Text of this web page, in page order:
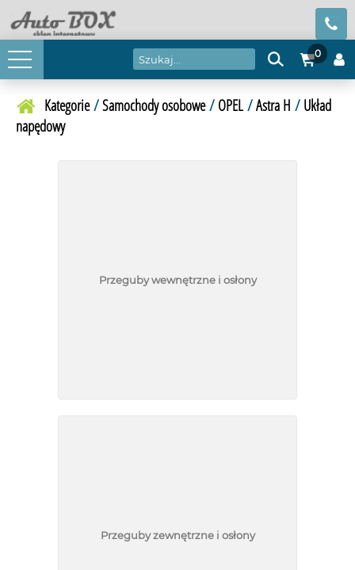
0
Kategorie/Samochody osobowe/ OPEL/Astra H / Układ
napędowy
Przeguby wewnętrzne i osłony
Przeguby zewnętrzne i osłony